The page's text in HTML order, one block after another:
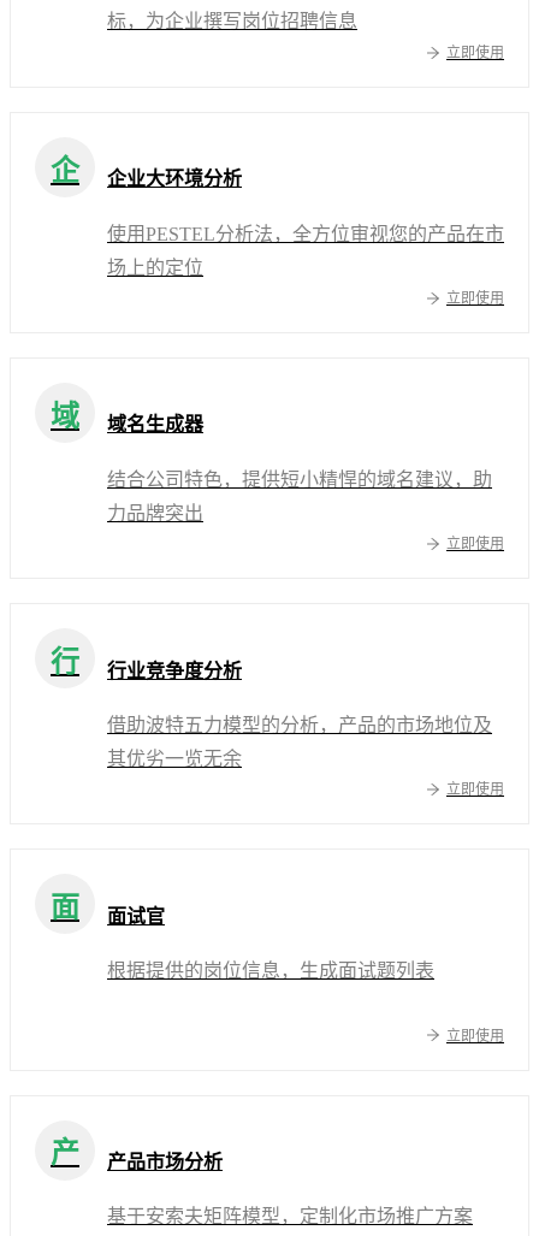
标，为企业撰写岗位招聘信息
立即使用
企 企业大环境分析
使用PESTEL分析法，全方位审视您的产品在市
场上的定位
立即使用
域 域名生成器
结合公司特色，提供短小精悍的域名建议，助
力品牌突出
立即使用
行 行业竞争度分析
借助波特五力模型的分析，产品的市场地位及
其优劣一览无余
立即使用
面 面试官
根据提供的岗位信息，生成面试题列表
立即使用
产 产品市场分析
基于安索夫矩阵模型，定制化市场推广方案